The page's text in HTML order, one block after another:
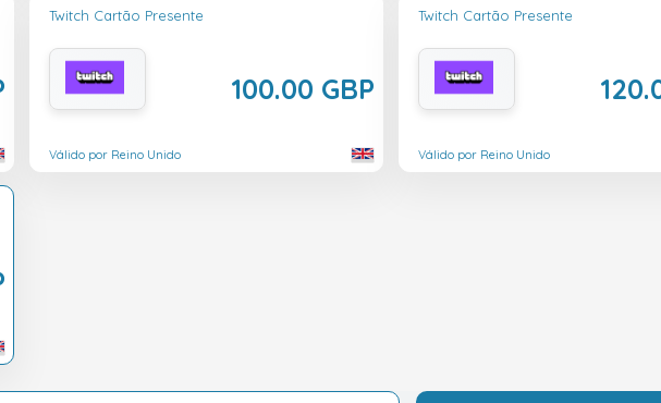
Twitch Cartão Presente
100.00 GBP
Válido por Reino Unido
Twitch Cartão Presente
Válido por Reino Unido